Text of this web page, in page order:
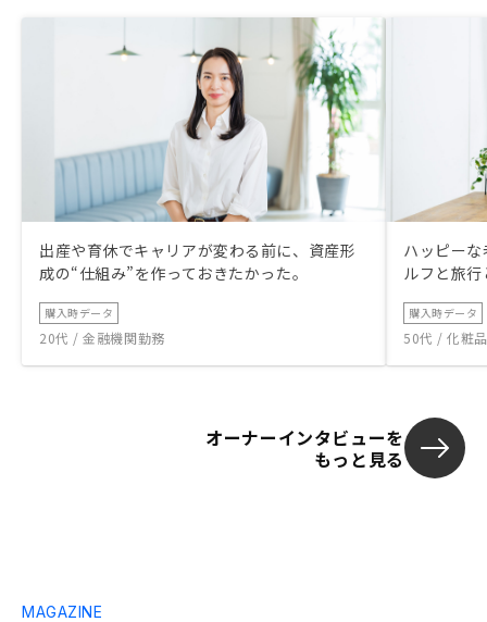
出産や育休でキャリアが変わる前に、資産形
成の“仕組み”を作っておきたかった。
購入時データ
20代 / 金融機関勤務
ハッピー
ルフと旅
購入時データ
50代 / 化粧
オーナーインタビューを
もっと見る
MAGAZINE